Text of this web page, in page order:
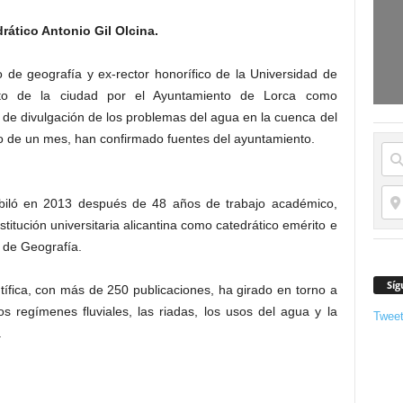
Antonio Gil Olcina.
de geografía y ex-rector honorífico de la Universidad de
de la ciudad por el Ayuntamiento de Lorca como
divulgación de los problemas del agua en la cuenca del
un mes, han confirmado fuentes del ayuntamiento.
en 2013 después de 48 años de trabajo académico,
universitaria alicantina como catedrático emérito e
Geografía.
con más de 250 publicaciones, ha girado en torno a
regímenes fluviales, las riadas, los usos del agua y la